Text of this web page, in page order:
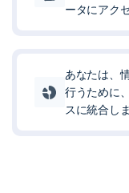
ータにアク
あなたは、
行うために
スに統合しま